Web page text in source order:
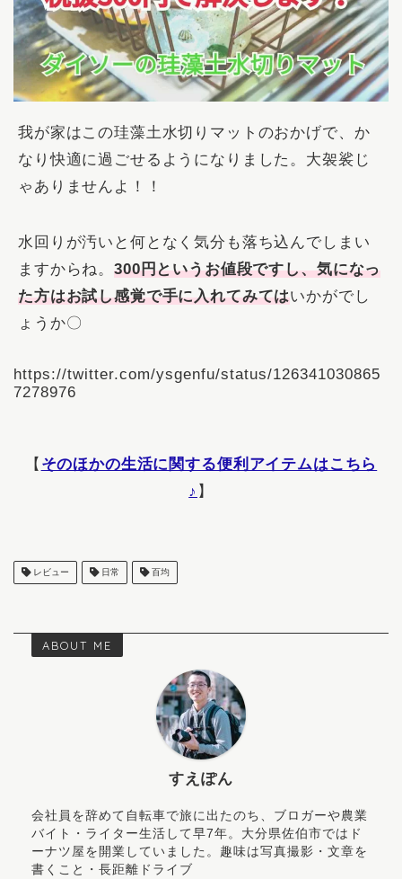
我が家はこの珪藻土水切りマットのおかげで、か
なり快適に過ごせるようになりました。大袈裟じ
ゃありませんよ！！
水回りが汚いと何となく気分も落ち込んでしまい
ますからね。300円というお値段ですし、気になっ
た方はお試し感覚で手に入れてみてはいかがでし
ょうか〇
https://twitter.com/ysgenfu/status/126341030865
7278976
【 そのほかの生活に関する便利アイテムはこちら
♪ 】
レビュー 日常 百均
ABOUT ME
すえぽん
会社員を辞めて自転車で旅に出たのち、ブロガーや農業
バイト・ライター生活して早7年。大分県佐伯市ではド
ーナツ屋を開業していました。趣味は写真撮影・文章を
書くこと・長距離ドライブ